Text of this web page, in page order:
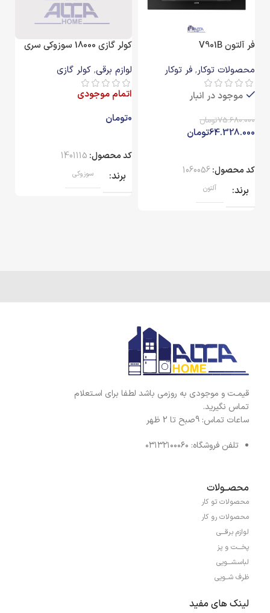
فر آلتون V901B
محصولات توکار, فر توکار
موجود در انبار
75.680.000تومان
64.328.000تومان
کد محصول:1060056
برند آلتون
کولر گازی 18000 سوزوکی سری
لوازم برقی, کولر گازی
اتمام موجودی
0تومان
کد محصول: 1401115
برند سوزوکی
قیمـت و موجودی به روزمی باشد لطفا برای اسـتعلام
تماس نگیرید.
ساعات تماس: 9صبح تا 2 ظهر
تلفن فروشگاه: ۰۳۱۳۲۱۰۰۰۶۰
محصــولات
محصولات تو کار
محصولات رو کار
لوازم برقـــی
پخـــت و پز
لباسشـــویی
ظرف شــویی
لینک های مفید